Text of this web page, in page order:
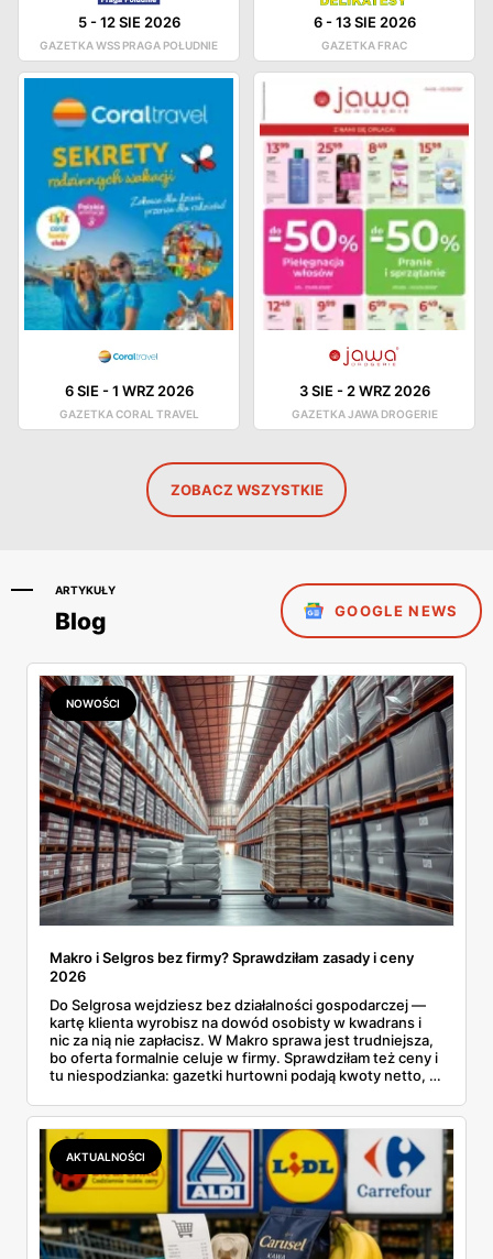
5-12 SIE 2026
GAZETKA WSS PRAGA POŁUDNIE
6-13 SIE 2026
GAZETKA FRAC
6 SIE-1 WRZ 2026
GAZETKA CORAL TRAVEL
3 SIE-2 WRZ 2026
GAZETKA JAWA DROGERIE
ZOBACZ WSZYSTKIE
ARTYKUŁY
Blog GOOGLE NEWS
NOWOŚCI
Makro i Selgros bez firmy? Sprawdziłam zasady i ceny
2026
Do Selgrosa wejdziesz bez działalności gospodarczej —
kartę klienta wyrobisz na dowód osobisty w kwadrans i
nic za nią nie zapłacisz. W Makro sprawa jest trudniejsza,
bo oferta formalnie celuje w firmy. Sprawdziłam też ceny i
tu niespodzianka: gazetki hurtowni podają kwoty netto, a
zawsze wygrywa — ta sama kawa ziarnista kosztuje w
Makro ponad dwa razy więcej niż w weekendowej
promocji dyskontu.
AKTUALNOŚCI